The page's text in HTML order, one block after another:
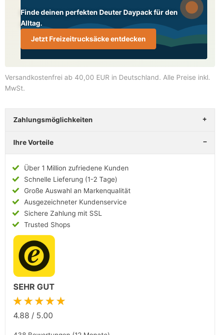
Finde deinen perfekten Deuter Daypack für den
Alltag.
Jetzt Freizeitrucksäcke entdecken
Versandkostenfrei ab 40,00 EUR in Deutschland. Alle Preise inkl.
MwSt.
Zahlungsmöglichkeiten
Ihre Vorteile
Über 1 Million zufriedene Kunden
Schnelle Lieferung (1-2 Tage)
Große Auswahl an Markenqualität
Ausgezeichneter Kundenservice
Sichere Zahlung mit SSL
Trusted Shops
SEHR GUT
★★★★★
4.88 / 5.00